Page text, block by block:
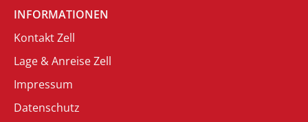
INFORMATIONEN
Kontakt Zell
Lage & Anreise Zell
Impressum
Datenschutz